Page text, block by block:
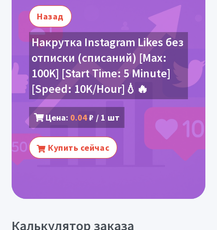
Назад
Накрутка Instagram Likes без
отписки (списаний) [Max:
100K] [Start Time: 5 Minute]
[Speed: 10K/Hour]💧🔥
Цена: 0.04₽ / 1 шт
Купить сейчас
Калькулятор заказа